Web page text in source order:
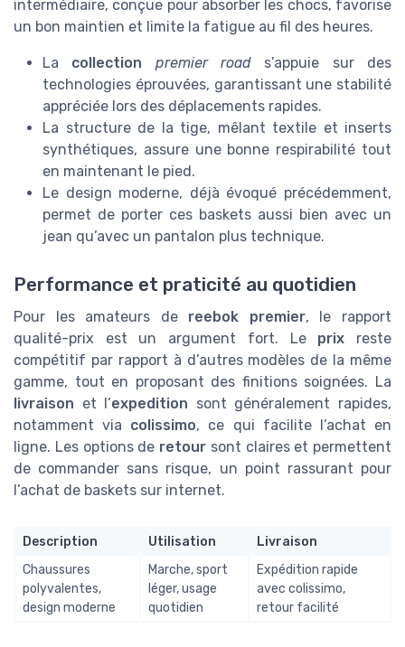
intermédiaire, conçue pour absorber les chocs, favorise
un bon maintien et limite la fatigue au fil des heures.
La collection premier road s’appuie sur des
technologies éprouvées, garantissant une stabilité
appréciée lors des déplacements rapides.
La structure de la tige, mêlant textile et inserts
synthétiques, assure une bonne respirabilité tout
en maintenant le pied.
Le design moderne, déjà évoqué précédemment,
permet de porter ces baskets aussi bien avec un
jean qu’avec un pantalon plus technique.
Performance et praticité au quotidien
Pour les amateurs de reebok premier, le rapport
qualité-prix est un argument fort. Le prix reste
compétitif par rapport à d’autres modèles de la même
gamme, tout en proposant des finitions soignées. La
livraison et l’expedition sont généralement rapides,
notamment via colissimo, ce qui facilite l’achat en
ligne. Les options de retour sont claires et permettent
de commander sans risque, un point rassurant pour
l’achat de baskets sur internet.
Description Utilisation
Livraison
Chaussures
polyvalentes,
design moderne
Marche, sport
léger, usage
quotidien
Expédition rapide
avec colissimo,
retour facilité